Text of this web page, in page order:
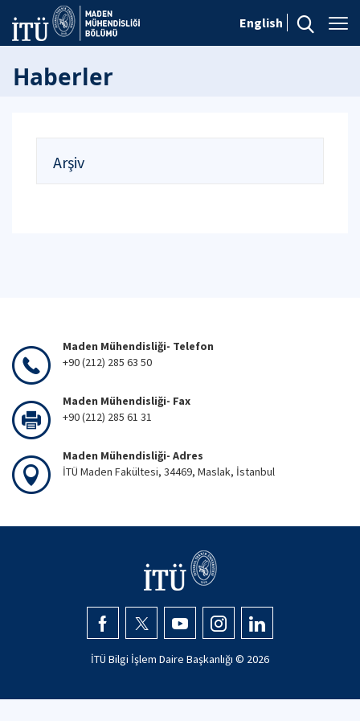
English
Haberler
Arşiv
Maden Mühendisliği- Telefon
+90 (212) 285 63 50
Maden Mühendisliği- Fax
+90 (212) 285 61 31
Maden Mühendisliği- Adres
İTÜ Maden Fakültesi, 34469, Maslak, İstanbul
İTÜ Bilgi İşlem Daire Başkanlığı © 2026